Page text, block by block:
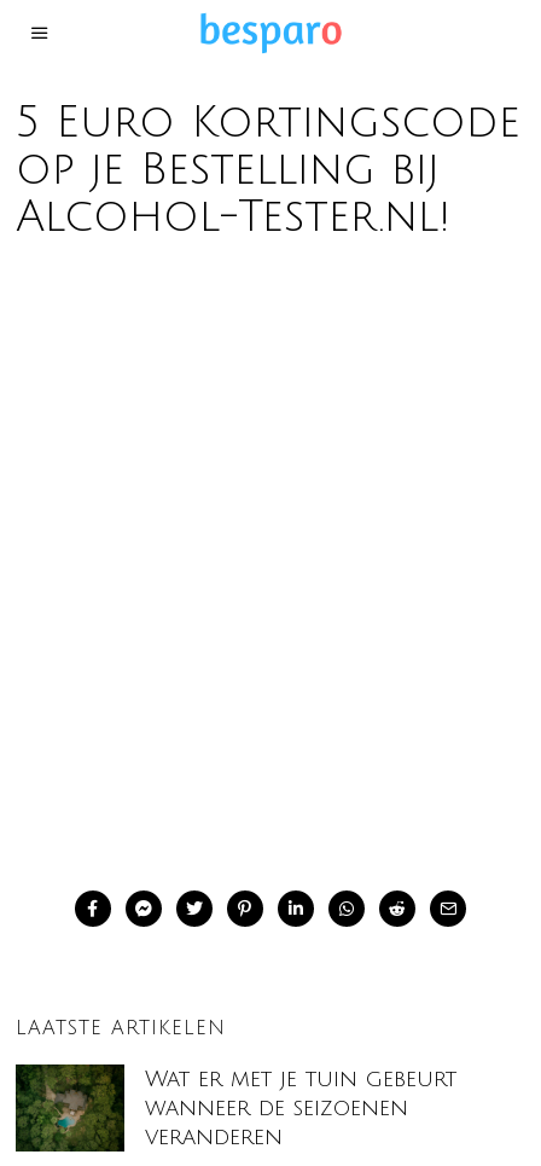
5 Euro Kortingscode
op je Bestelling bij
Alcohol-Tester.nl!
LAATSTE ARTIKELEN
Wat er met je tuin gebeurt
wanneer de seizoenen
veranderen